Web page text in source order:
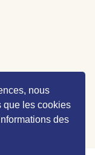
nous
que les cookies
des